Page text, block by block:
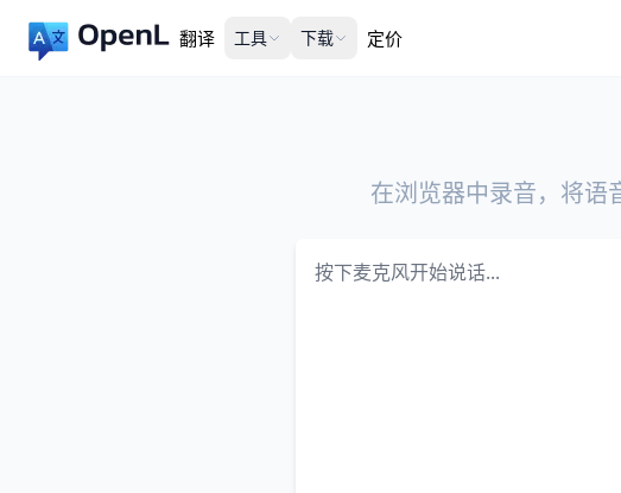
翻译 工具 下载 定价
在浏览器中录音，将语